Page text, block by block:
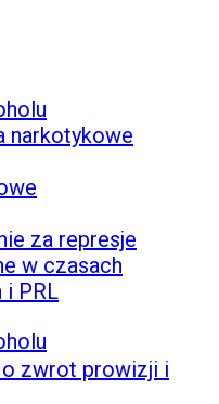
narkotykowe
za represje
w czasach
i PRL
o zwrot prowizji i